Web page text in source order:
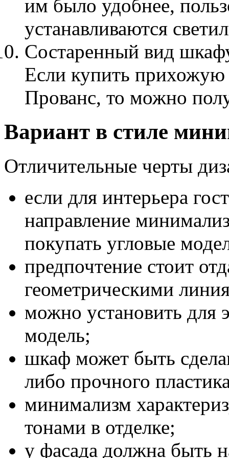
им было удобнее,
устанавливаются
Состаренный вид
Если купить
Прованс, то можно
Вариант в стиле
Отличительные черты
если для интерьера
направление
покупать угловые
предпочтение стоит
геометрическими
можно установить для
модель;
шкаф может быть
либо прочного
минимализм
тонами в отделке;
у фасада должна быть